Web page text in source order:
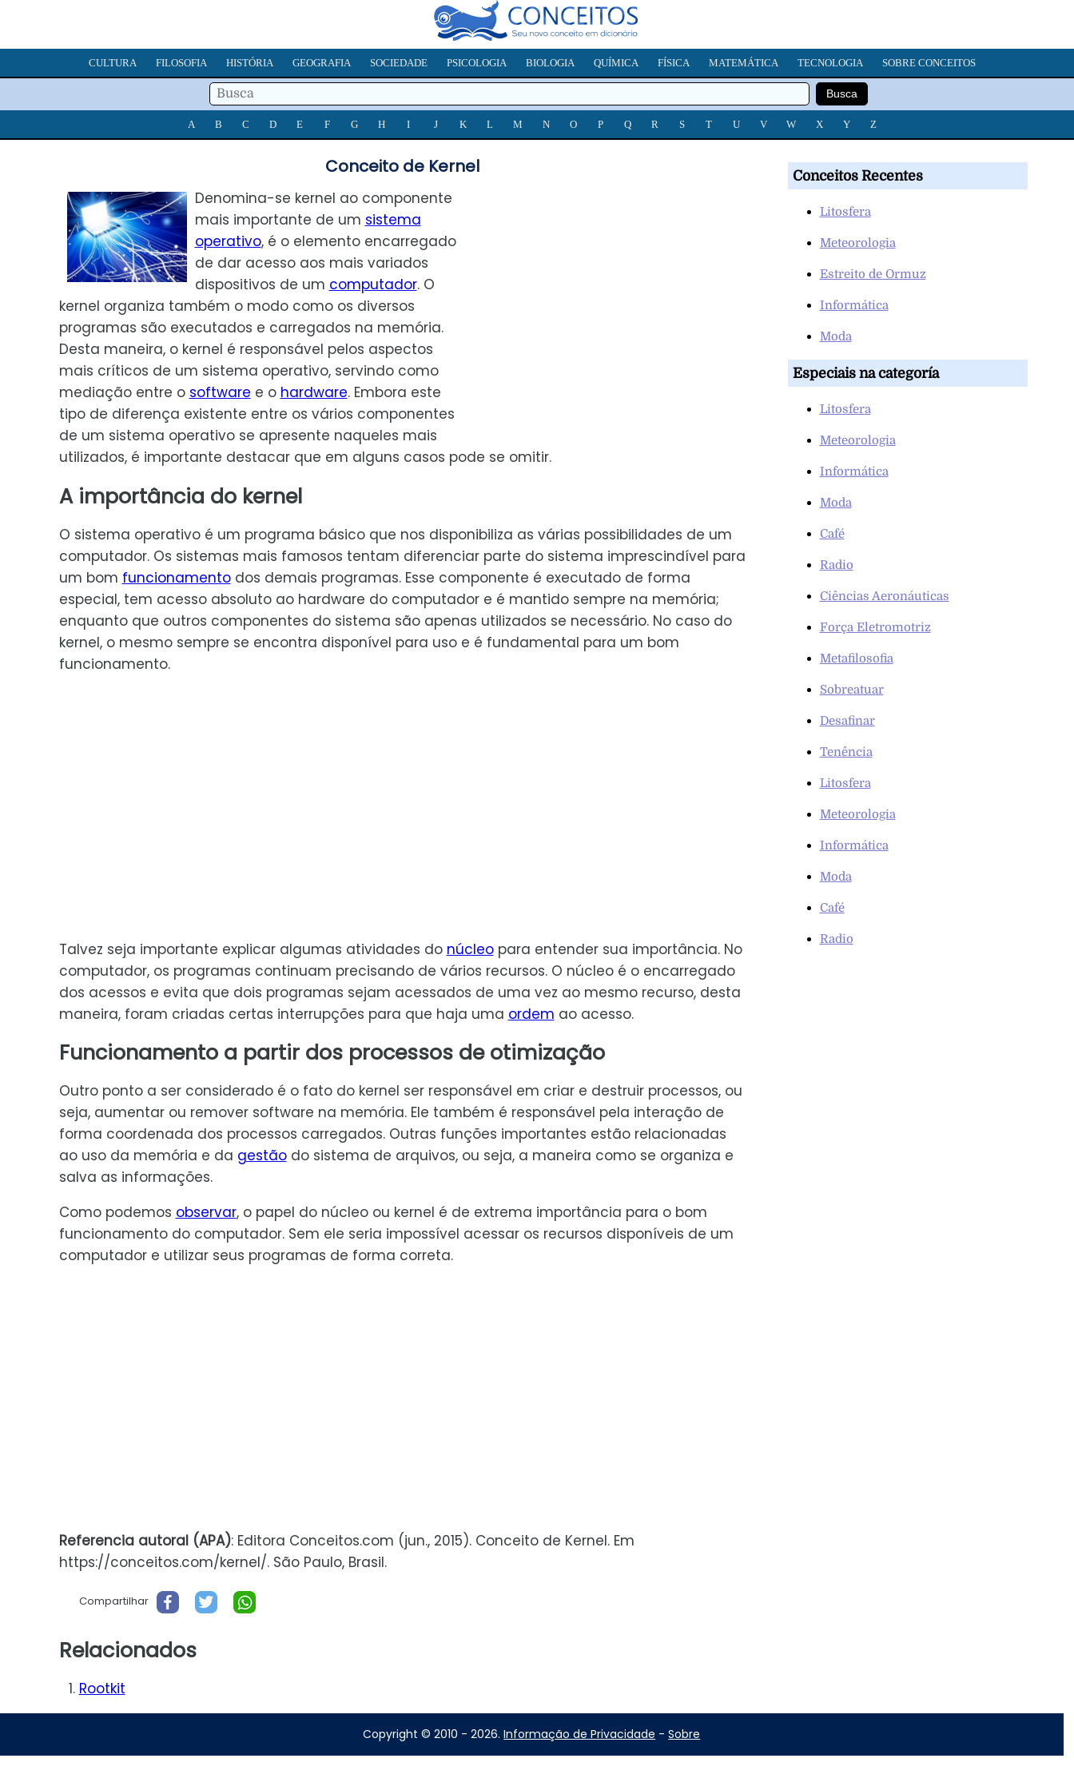
CULTURA FILOSOFIA HISTÓRIA GEOGRAFIA SOCIEDADE PSICOLOGIA BIOLOGIA QUÍMICA FÍSICA MATEMÁTICA TECNOLOGIA SOBRE CONCEITOS
A B C D E F G H I J K L M N O P Q R S T U V W X Y Z
Conceito de Kernel
Denomina-se kernel ao componente
mais importante de um sistema
operativo, é o elemento encarregado
de dar acesso aos mais variados
dispositivos de um computador. O
kernel organiza também o modo como os diversos
programas são executados e carregados na memória.
Desta maneira, o kernel é responsável pelos aspectos
mais críticos de um sistema operativo, servindo como
mediação entre o software e o hardware. Embora este
tipo de diferença existente entre os vários componentes
de um sistema operativo se apresente naqueles mais
utilizados, é importante destacar que em alguns casos pode se omitir.
A importância do kernel
O sistema operativo é um programa básico que nos disponibiliza as várias possibilidades de um
computador. Os sistemas mais famosos tentam diferenciar parte do sistema imprescindível para
um bom funcionamentodos demais programas. Esse componente é executado de forma
especial, tem acesso absoluto ao hardware do computador e é mantido sempre na memória;
enquanto que outros componentes do sistema são apenas utilizados se necessário. No caso do
kernel, o mesmo sempre se encontra disponível para uso e é fundamental para um bom
funcionamento.
Talvez seja importante explicar algumas atividades do núcleopara entender sua importância. No
computador, os programas continuam precisando de vários recursos. O núcleo é o encarregado
dos acessos e evita que dois programas sejam acessados de uma vez ao mesmo recurso, desta
maneira, foram criadas certas interrupções para que haja uma ordem ao acesso.
Funcionamento a partir dos processos de otimização
Outro ponto a ser considerado é o fato do kernel ser responsável em criar e destruir processos, ou
seja, aumentar ou remover software na memória. Ele também é responsável pela interação de
forma coordenada dos processos carregados. Outras funções importantes estão relacionadas
ao uso da memória e da gestãodo sistema de arquivos, ou seja, a maneira como se organiza e
salva as informações.
Como podemos observar, o papel do núcleo ou kernel é de extrema importância para o bom
funcionamento do computador. Sem ele seria impossível acessar os recursos disponíveis de um
computador e utilizar seus programas de forma correta.
Referencia autoral (APA): Editora Conceitos.com (jun., 2015). Conceito de Kernel. Em
https://conceitos.com/kernel/. São Paulo, Brasil.
Compartilhar
Relacionados
Rootkit
Conceitos Recentes
Litosfera
Meteorologia
Estreito de Ormuz
Informática
Moda
Especiais na categoría
Litosfera
Meteorologia
Informática
Moda
Café
Radio
Ciências Aeronáuticas
Força Eletromotriz
Metafilosofia
Sobreatuar
Desafinar
Tenência
Litosfera
Meteorologia
Informática
Moda
Café
Radio
Copyright © 2010 - 2026.Informação de Privacidade -Sobre